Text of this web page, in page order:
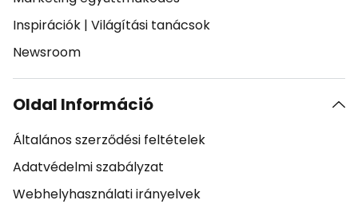
Inspirációk | Világítási tanácsok
Newsroom
Oldal Információ
Általános szerződési feltételek
Adatvédelmi szabályzat
Webhelyhasználati irányelvek